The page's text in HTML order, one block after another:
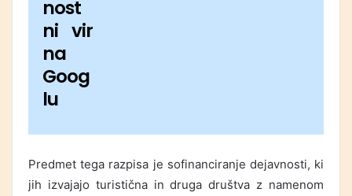
nost
ni vir
na
Goog
lu
Predmet tega razpisa je sofinanciranje dejavnosti, ki
jih izvajajo turistična in druga društva z namenom